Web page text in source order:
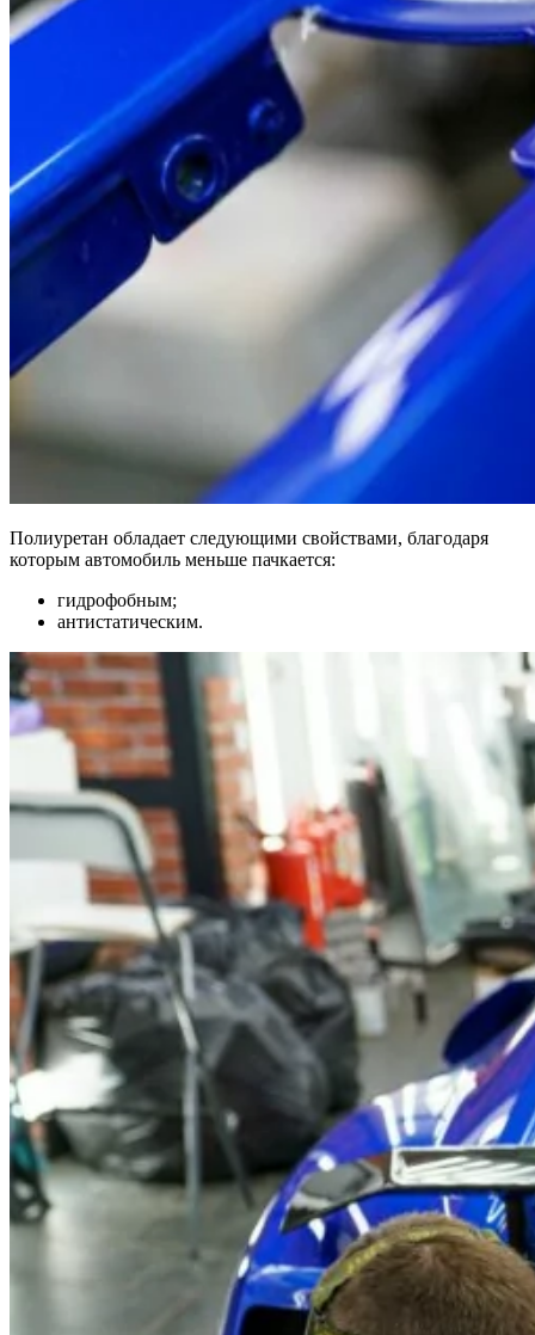
Полиуретан обладает следующими свойствами, благодаря
которым автомобиль меньше пачкается:
гидрофобным;
антистатическим.